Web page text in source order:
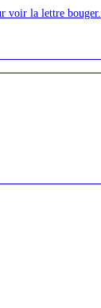
voir la lettre bouger.